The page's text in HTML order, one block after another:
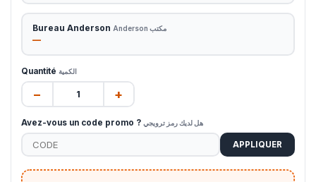
Bureau Anderson مكتب Anderson
—
Quantité الكمية
− +
Avez-vous un code promo ? هل لديك رمز ترويجي
APPLIQUER